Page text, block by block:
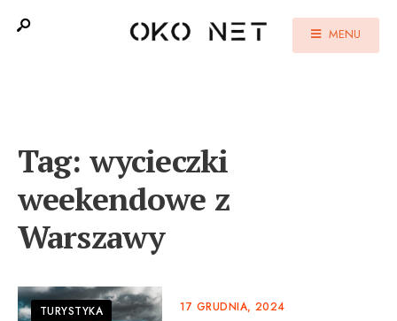
MENU
Tag: wycieczki
weekendowe z
Warszawy
TURYSTYKA 17 GRUDNIA, 2024